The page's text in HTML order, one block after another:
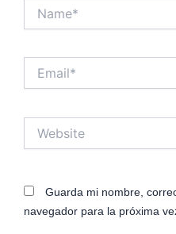
Guarda mi nombre,
navegador para la próxima